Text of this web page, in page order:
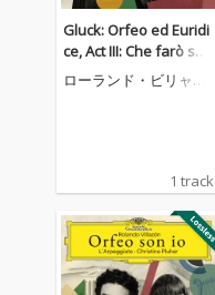
Gluck: Orfeo ed Euridi
ce, Act III: Che farò sen
za Euridice? (Arr. Pluh
ローランド・ビリャソ
1 track